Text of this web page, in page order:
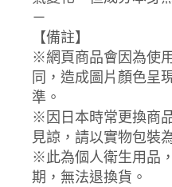
－
【備註】
※網頁商品會因為使
同，造成圖片顏色呈
準。
※因日本時常更換商
見諒，請以實物包裝
※此為個人衛生用品
期，無法退換貨。